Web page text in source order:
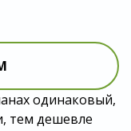
одинаковый,
тем дешевле